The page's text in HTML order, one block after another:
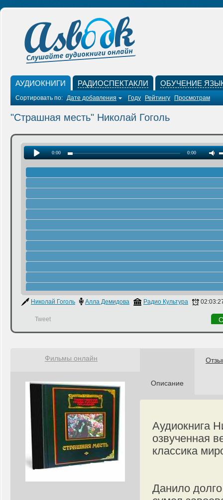
АУДИОКНИГИ РАДИОСПЕКТАКЛИ ОБУЧЕНИЕ
Сортировать по: Дате добавления Году Рейтингу Просмотрам
"Страшная месть" Николай Гоголь
0:00 0:00
Николай Гоголь Алла Демидова Радио Культура
Tweet
Описание
Аудиокнига
озвученная
классика
Данило
Фильмы онлайн